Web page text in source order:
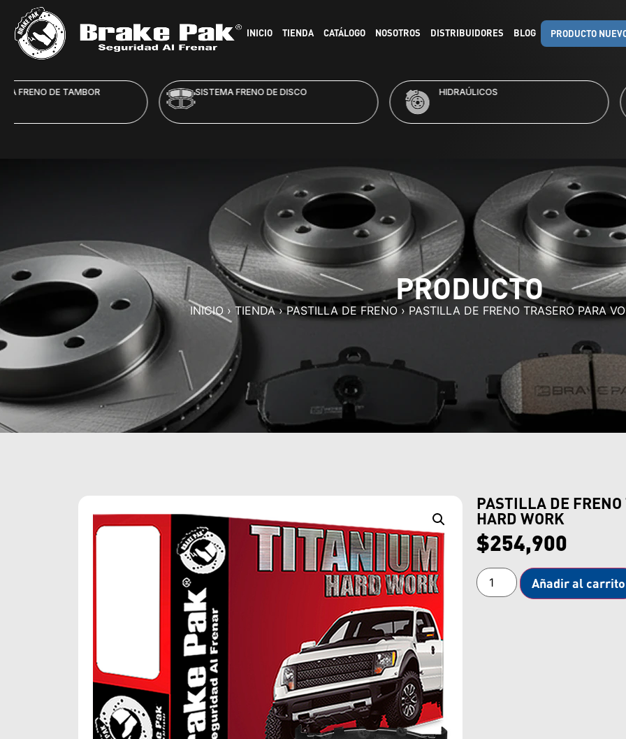
INICIO TIENDA CATÁLOGO NOSOTROS DISTRIBUIDORES BLOG PRODUCTO
SISTEMA FRENO DE DISCO HIDRAÚLICOS
PRODUCTO
INICIO› TIENDA›PASTILLA DE FRENO› PASTILLA DE FRENO TRASERO PARA
PASTILLA DE FRENO
HARD WORK
$254,900
Añadir al carrito